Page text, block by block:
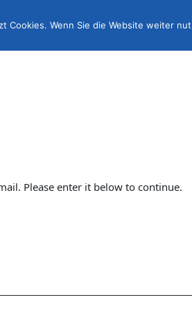
Please enter it below to continue.
Cookies. Wenn Sie die Website weiter